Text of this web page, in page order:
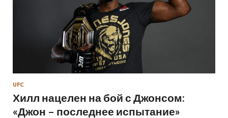
UFC
Хилл нацелен на бой с Джонсом:
«Джон – последнее испытание»